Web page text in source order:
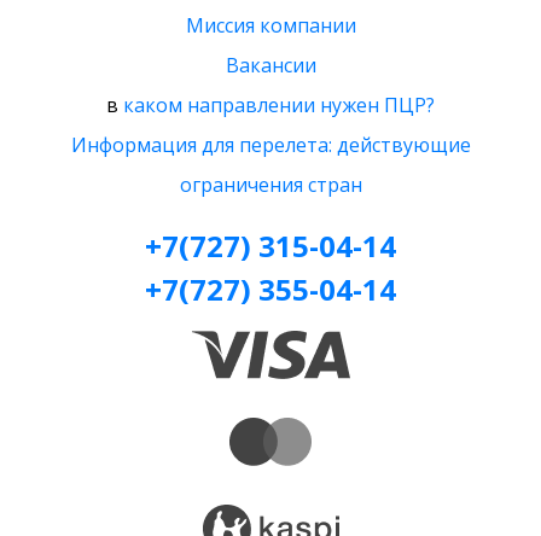
Миссия компании
Вакансии
в каком направлении нужен ПЦР?
Информация для перелета: действующие
ограничения стран
+7(727) 315-04-14
+7(727) 355-04-14